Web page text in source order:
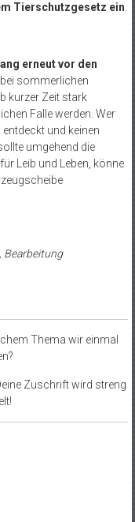
Tierschutzgesetz ein.
erneut vor den
sommerlichen
kurzer Zeit stark
Falle werden. Wer
und keinen
umgehend die
Leib und Leben, könne
Bearbeitung
Thema wir einmal
Zuschrift wird streng